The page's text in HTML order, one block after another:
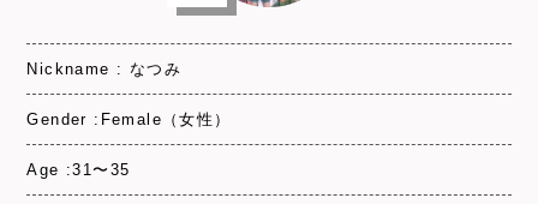
Nickname : なつみ
Gender :Female（女性）
Age :31〜35